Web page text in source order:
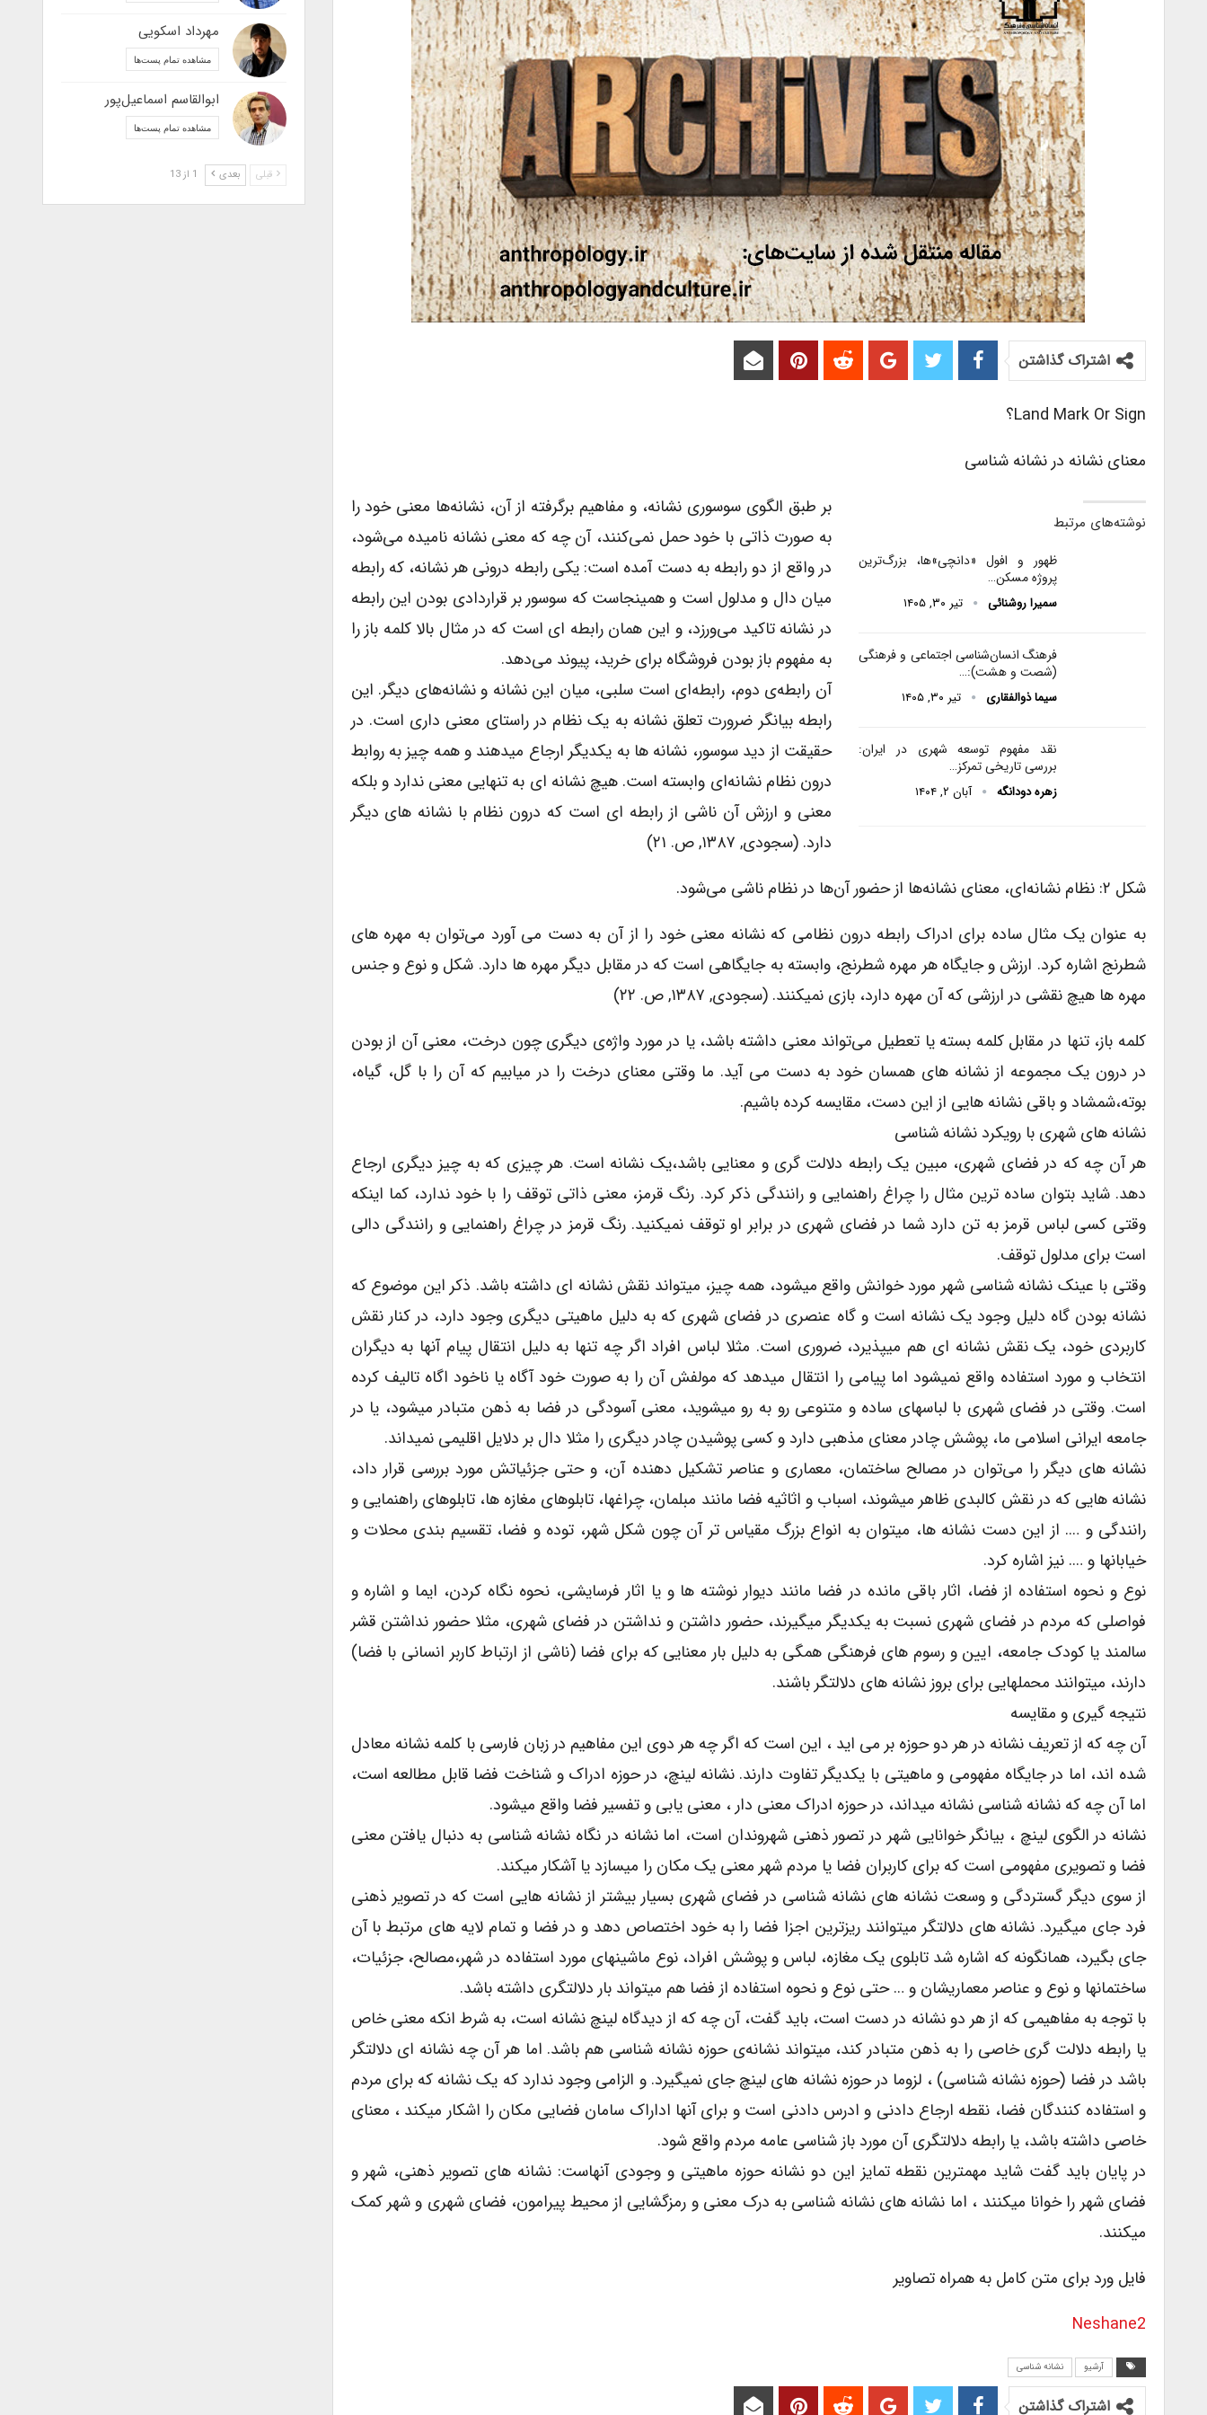
اشتراک گذاشتن
Land Mark Or Sign؟
معنای نشانه در نشانه شناسی
نوشته‌های مرتبط
ظهور و افول «دانچی»ها، بزرگ‌ترین
پروژه مسکن…
سمیرا روشنائی تیر ۳۰, ۱۴۰۵
فرهنگ انسان‌شناسی اجتماعی و فرهنگی
(شصت و هشت):…
سیما ذوالفقاری تیر ۳۰, ۱۴۰۵
نقد مفهوم توسعه شهری در ایران:
بررسی تاریخی تمرکز…
زهره دودانگه آبان ۲, ۱۴۰۴
بر طبق الگوی سوسوری نشانه، و مفاهیم برگرفته از آن، نشانه‌ها معنی خود را
به صورت ذاتی با خود حمل نمی‌کنند، آن چه که معنی نشانه نامیده می‌شود،
در واقع از دو رابطه به دست آمده است: یکی رابطه درونی هر نشانه، که رابطه
میان دال و مدلول است و همینجاست که سوسور بر قراردادی بودن این رابطه
در نشانه تاکید می‌ورزد، و این همان رابطه ای است که در مثال بالا کلمه باز را
به مفهوم باز بودن فروشگاه برای خرید، پیوند می‌دهد.
آن رابطه‌ی دوم، رابطه‌ای است سلبی، میان این نشانه و نشانه‌های دیگر. این
رابطه بیانگر ضرورت تعلق نشانه به یک نظام در راستای معنی داری است. در
حقیقت از دید سوسور، نشانه ها به یکدیگر ارجاع میدهند و همه چیز به روابط
درون نظام نشانه‌ای وابسته است. هیچ نشانه ای به تنهایی معنی ندارد و بلکه
معنی و ارزش آن ناشی از رابطه ای است که درون نظام با نشانه های دیگر
دارد. (سجودی, ۱۳۸۷, ص. ۲۱)
شکل ۲: نظام نشانه‌ای، معنای نشانه‌ها از حضور آن‌ها در نظام ناشی می‌شود.
به عنوان یک مثال ساده برای ادراک رابطه درون نظامی که نشانه معنی خود را از آن به دست می آورد می‌توان به مهره های
شطرنج اشاره کرد. ارزش و جایگاه هر مهره شطرنج، وابسته به جایگاهی است که در مقابل دیگر مهره ها دارد. شکل و نوع و جنس
مهره ها هیچ نقشی در ارزشی که آن مهره دارد، بازی نمیکنند. (سجودی, ۱۳۸۷, ص. ۲۲)
کلمه باز، تنها در مقابل کلمه بسته یا تعطیل می‌تواند معنی داشته باشد، یا در مورد واژه‌ی دیگری چون درخت، معنی آن از بودن
در درون یک مجموعه از نشانه های همسان خود به دست می آید. ما وقتی معنای درخت را در میابیم که آن را با گل، گیاه،
بوته،‌شمشاد و باقی نشانه هایی از این دست، مقایسه کرده باشیم.
نشانه های شهری با رویکرد نشانه شناسی
هر آن چه که در فضای شهری، مبین یک رابطه دلالت گری و معنایی باشد،‌یک نشانه است. هر چیزی که به چیز دیگری ارجاع
دهد. شاید بتوان ساده ترین مثال را چراغ راهنمایی و رانندگی ذکر کرد. رنگ قرمز، معنی ذاتی توقف را با خود ندارد، کما اینکه
وقتی کسی لباس قرمز به تن دارد شما در فضای شهری در برابر او توقف نمیکنید. رنگ قرمز در چراغ راهنمایی و رانندگی دالی
است برای مدلول توقف.
وقتی با عینک نشانه شناسی شهر مورد خوانش واقع میشود، همه چیز، میتواند نقش نشانه ای داشته باشد. ذکر این موضوع که
نشانه بودن گاه دلیل وجود یک نشانه است و گاه عنصری در فضای شهری که به دلیل ماهیتی دیگری وجود دارد، در کنار نقش
کاربردی خود، یک نقش نشانه ای هم میپذیرد، ضروری است. مثلا لباس افراد اگر چه تنها به دلیل انتقال پیام آنها به دیگران
انتخاب و مورد استفاده واقع نمیشود اما پیامی را انتقال میدهد که مولفش آن را به صورت خود آگاه یا ناخود اگاه تالیف کرده
است. وقتی در فضای شهری با لباسهای ساده و متنوعی رو به رو میشوید، معنی آسودگی در فضا به ذهن متبادر میشود، یا در
جامعه ایرانی اسلامی ما، پوشش چادر معنای مذهبی دارد و کسی پوشیدن چادر دیگری را مثلا دال بر دلایل اقلیمی نمیداند.
نشانه های دیگر را می‌توان در مصالح ساختمان، معماری و عناصر تشکیل دهنده آن، و حتی جزئیاتش مورد بررسی قرار داد،
نشانه هایی که در نقش کالبدی ظاهر میشوند، اسباب و اثاثیه فضا مانند مبلمان، چراغها، تابلوهای مغازه ها، تابلوهای راهنمایی و
رانندگی و …. از این دست نشانه ها، میتوان به انواع بزرگ مقیاس تر آن چون شکل شهر، توده و فضا، تقسیم بندی محلات و
خیابانها و …. نیز اشاره کرد.
نوع و نحوه استفاده از فضا، اثار باقی مانده در فضا مانند دیوار نوشته ها و یا اثار فرسایشی، نحوه نگاه کردن، ایما و اشاره و
فواصلی که مردم در فضای شهری نسبت به یکدیگر میگیرند،‌ حضور داشتن و نداشتن در فضای شهری، مثلا حضور نداشتن قشر
سالمند یا کودک جامعه، ایین و رسوم های فرهنگی همگی به دلیل بار معنایی که برای فضا (ناشی از ارتباط کاربر انسانی با فضا)
دارند، میتوانند محملهایی برای بروز نشانه های دلالتگر باشند.
نتیجه گیری و مقایسه
آن چه که از تعریف نشانه در هر دو حوزه بر می اید ، این است که اگر چه هر دوی این مفاهیم در زبان فارسی با کلمه نشانه معادل
شده اند، اما در جایگاه مفهومی و ماهیتی با یکدیگر تفاوت دارند. نشانه لینچ، در حوزه ادراک و شناخت فضا قابل مطالعه است،
اما آن چه که نشانه شناسی نشانه میداند، در حوزه ادراک معنی دار ، معنی یابی و تفسیر فضا واقع میشود.
نشانه در الگوی لینچ ، بیانگر خوانایی شهر در تصور ذهنی شهروندان است، اما نشانه در نگاه نشانه شناسی به دنبال یافتن معنی
فضا و تصویری مفهومی است که برای کاربران فضا یا مردم شهر معنی یک مکان را میسازد یا آشکار میکند.
از سوی دیگر گستردگی و وسعت نشانه های نشانه شناسی در فضای شهری بسیار بیشتر از نشانه هایی است که در تصویر ذهنی
فرد جای میگیرد. نشانه های دلالتگر میتوانند ریزترین اجزا فضا را به خود اختصاص دهد و در فضا و تمام لایه های مرتبط با آن
جای بگیرد، همانگونه که اشاره شد تابلوی یک مغازه، لباس و پوشش افراد، نوع ماشینهای مورد استفاده در شهر،‌مصالح، ‌جزئیات،
ساختمانها و نوع و عناصر معماریشان و … حتی نوع و نحوه استفاده از فضا هم میتواند بار دلالتگری داشته باشد.
با توجه به مفاهیمی که از هر دو نشانه در دست است، باید گفت، آن چه که از دیدگاه لینچ نشانه است، به شرط انکه معنی خاص
یا رابطه دلالت گری خاصی را به ذهن متبادر کند،‌ میتواند نشانه‌ی حوزه نشانه شناسی هم باشد. اما هر آن چه نشانه ای دلالتگر
باشد در فضا (حوزه نشانه شناسی) ، لزوما در حوزه نشانه های لینچ جای نمیگیرد. و الزامی وجود ندارد که یک نشانه که برای مردم
و استفاده کنندگان فضا، نقطه ارجاع دادنی و ادرس دادنی است و برای آنها اداراک سامان فضایی مکان را اشکار میکند ، معنای
خاصی داشته باشد، یا رابطه دلالتگری آن مورد باز شناسی عامه مردم واقع شود.
در پایان باید گفت شاید مهمترین نقطه تمایز این دو نشانه حوزه ماهیتی و وجودی آنهاست: نشانه های تصویر ذهنی، شهر و
فضای شهر را خوانا میکنند ، اما نشانه های نشانه شناسی به درک معنی و رمزگشایی از محیط پیرامون، فضای شهری و شهر کمک
میکنند.
فایل ورد برای متن کامل به همراه تصاویر
Neshane2
آرشیو نشانه شناسی
اشتراک گذاشتن
مهرداد اسکویی
مشاهده تمام پست‌ها
ابوالقاسم اسماعیل‌پور
مشاهده تمام پست‌ها
قبلی بعدی 1 از 13